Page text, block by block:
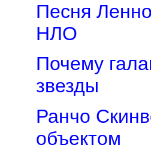
Песня
НЛО
Почему
звезды
Ранчо
объектом